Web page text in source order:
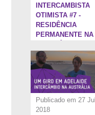
INTERCAMBISTA
OTIMISTA #7 -
RESIDÊNCIA
PERMANENTE NA
Publicado em 27 Jul
2018